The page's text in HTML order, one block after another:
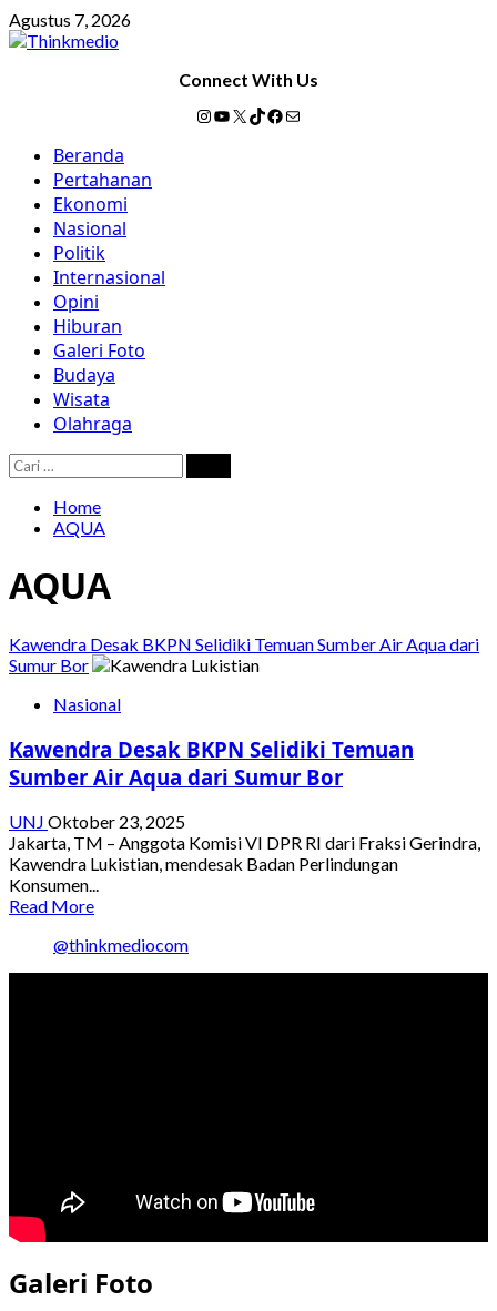
Skip
to
Agustus 7, 2026
Connect With Us
Instagram
YouTube
X TikTok
Facebook
Mail
Primary
Menu
Beranda
Pertahanan
Ekonomi
Nasional
Politik
Internasional
Opini
Hiburan
Galeri Foto
Budaya
Wisata
Olahraga
Cari
untuk:
Home
AQUA
AQUA
Kawendra Desak BKPN Selidiki Temuan Sumber Air Aqua dari
Sumur Bor
Nasional
Kawendra Desak BKPN Selidiki Temuan
Sumber Air Aqua dari Sumur Bor
UNJ Oktober 23, 2025
Jakarta, TM – Anggota Komisi VI DPR RI dari Fraksi Gerindra,
Kawendra Lukistian, mendesak Badan Perlindungan
Konsumen...
Read MoreRead
about
Kawendra
@thinkmediocom
Galeri Foto